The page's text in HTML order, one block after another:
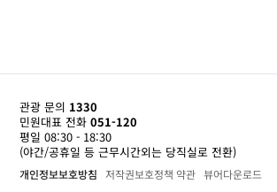
관광 문의 1330
민원대표 전화 051-120
평일 08:30 - 18:30
(야간/공휴일 등 근무시간외는 당직실로 전환)
개인정보보호방침 저작권보호정책 약관 뷰어다운로드